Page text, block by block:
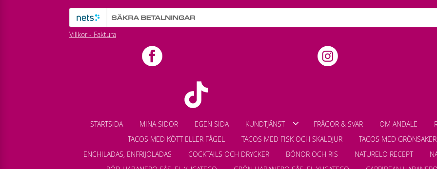
Villkor - Faktura
STARTSIDA MINA SIDOR EGEN SIDA KUNDTJÄNST FRÅGOR & SVAR OM ANDALE
TACOS MED KÖTT ELLER FÅGEL
TACOS MED FISK OCH SKALDJUR TACOS MED GRÖNSAKER
ENCHILADAS, ENFRIJOLADAS
COCKTAILS OCH DRYCKER BÖNOR OCH RIS NATURELO RECEPT